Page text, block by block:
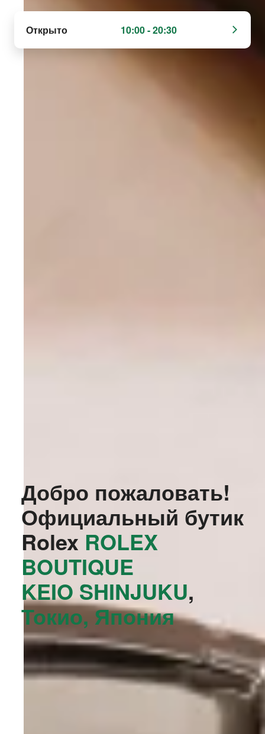
Открыто 10:00 - 20:30
Добро пожаловать!
Официальный бутик
Rolex ‭ROLEX
BOUTIQUE
KEIO SHINJUKU‬,
Токио, Япония